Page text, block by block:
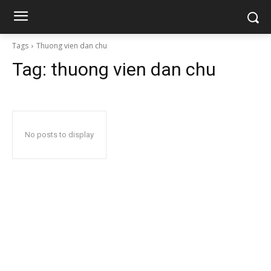
Tags Thuong vien dan chu
Tag: thuong vien dan chu
No posts to display